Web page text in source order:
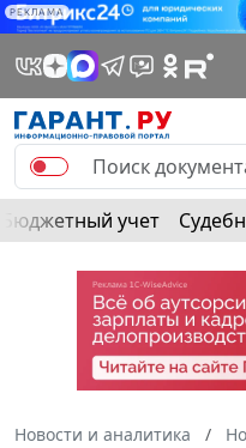
РЕКЛАМА
Бюджетный учет
Новости и аналитика